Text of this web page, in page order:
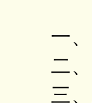
一
二
三